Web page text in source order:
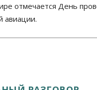
отмечается День
авиации.